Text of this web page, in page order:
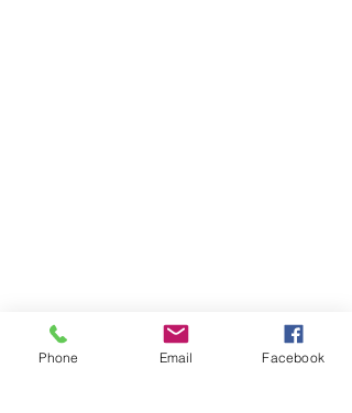
Phone Email Facebook